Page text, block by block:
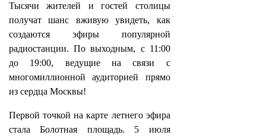
Тысячи жителей и гостей столицы
получат шанс вживую увидеть, как
создаются эфиры популярной
радиостанции. По выходным, с 11:00
до 19:00, ведущие на связи с
многомиллионной аудиторией прямо
из сердца Москвы!
Первой точкой на карте летнего эфира
стала Болотная площадь. 5 июля